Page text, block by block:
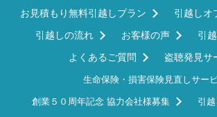
お見積もり無料引越しプラン
引越しオ
引越しの流れ
お客様の声
引
よくあるご質問
盗聴発見サ
生命保険・損害保険見直しサー
創業５０周年記念 協力会社様募集 引